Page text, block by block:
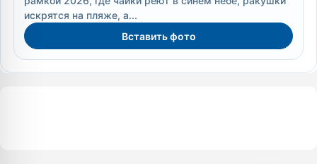
искрятся на пляже, а...
Вставить фото